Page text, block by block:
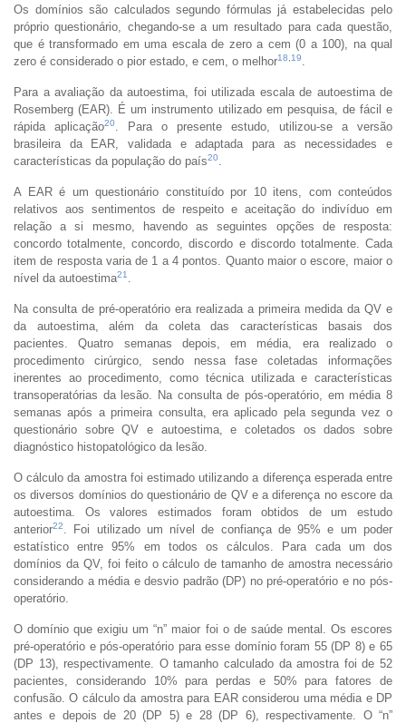
Os domínios são calculados segundo fórmulas já estabelecidas pelo
próprio questionário, chegando-se a um resultado para cada questão,
que é transformado em uma escala de zero a cem (0 a 100), na qual
zero é considerado o pior estado, e cem, o melhor18 19
Para a avaliação da autoestima, foi utilizada escala de autoestima de
Rosemberg (EAR). É um instrumento utilizado em pesquisa, de fácil e
rápida aplicação20
. Para o presente estudo, utilizou-se a versão
brasileira da EAR, validada e adaptada para as necessidades e
características da população do país20
A EAR é um questionário constituído por 10 itens, com conteúdos
relativos aos sentimentos de respeito e aceitação do indivíduo em
relação a si mesmo, havendo as seguintes opções de resposta:
concordo totalmente, concordo, discordo e discordo totalmente. Cada
item de resposta varia de 1 a 4 pontos. Quanto maior o escore, maior o
nível da autoestima21
Na consulta de pré-operatório era realizada a primeira medida da QV e
da autoestima, além da coleta das características basais dos
pacientes. Quatro semanas depois, em média, era realizado o
procedimento cirúrgico, sendo nessa fase coletadas informações
inerentes ao procedimento, como técnica utilizada e características
transoperatórias da lesão. Na consulta de pós-operatório, em média 8
semanas após a primeira consulta, era aplicado pela segunda vez o
questionário sobre QV e autoestima, e coletados os dados sobre
diagnóstico histopatológico da lesão.
O cálculo da amostra foi estimado utilizando a diferença esperada entre
os diversos domínios do questionário de QV e a diferença no escore da
autoestima. Os valores estimados foram obtidos de um estudo
anterior22
. Foi utilizado um nível de confiança de 95% e um poder
estatístico entre 95% em todos os cálculos. Para cada um dos
domínios da QV, foi feito o cálculo de tamanho de amostra necessário
considerando a média e desvio padrão (DP) no pré-operatório e no pós-
operatório.
O domínio que exigiu um “n” maior foi o de saúde mental. Os escores
pré-operatório e pós-operatório para esse domínio foram 55 (DP 8) e 65
(DP 13), respectivamente. O tamanho calculado da amostra foi de 52
pacientes, considerando 10% para perdas e 50% para fatores de
confusão. O cálculo da amostra para EAR considerou uma média e DP
antes e depois de 20 (DP 5) e 28 (DP 6), respectivamente. O “n”